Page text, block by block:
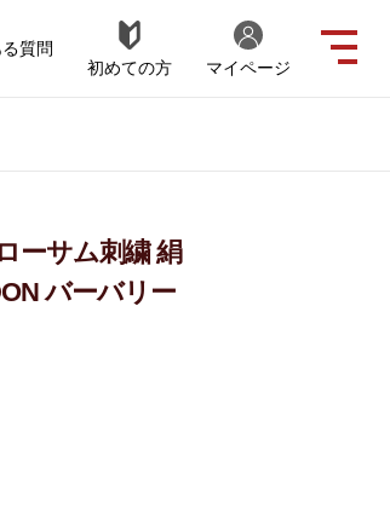
質問
初めての方
マイページ
ーサム刺繍 絹
バーバリー